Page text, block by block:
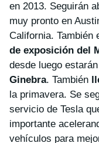
en 2013. Seguirán
muy pronto en
California. También
de exposición del
desde luego estarán
Ginebra. También
la primavera. Se
servicio de Tesla
importante
vehículos para